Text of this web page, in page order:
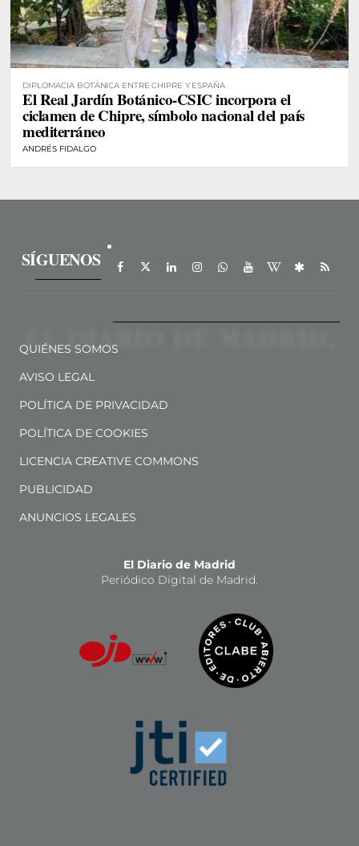
DIPLOMACIA BOTÁNICA ENTRE CHIPRE Y ESPAÑA
El Real Jardín Botánico-CSIC incorpora el
ciclamen de Chipre, símbolo nacional del país
mediterráneo
ANDRÉS FIDALGO
SÍGUENOS
QUIÉNES SOMOS
AVISO LEGAL
POLÍTICA DE PRIVACIDAD
POLÍTICA DE COOKIES
LICENCIA CREATIVE COMMONS
PUBLICIDAD
ANUNCIOS LEGALES
El Diario de Madrid
Periódico Digital de Madrid.